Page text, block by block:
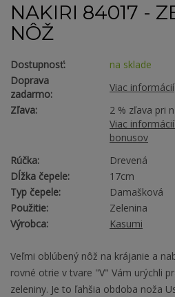
NAKIRI 84017 -
NÔŽ
Dostupnosť:
na sklade
Doprava
zadarmo:
Viac informácií
Zľava:
2 % zľava pri
Viac
bonusov
Rúčka:
Drevená
Dĺžka čepele:
17cm
Typ čepele:
Damašková
Použitie:
Zelenina
Výrobca:
Kasumi
Veľmi oblúbený nôž na krájanie a
rovné otrie v tvare "V" Vám urýchli
zeleniny. Je to ľahšia obdoba noža